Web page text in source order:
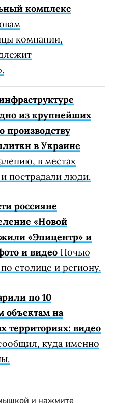
комплекс
компании,
из крупнейших
производству
в Украине
в местах
пострадали люди.
россияне
«Новой
«Эпицентр» и
и видео Ночью
столице и региону.
по 10
объектам на
территориях: видео
куда именно
и нажмите